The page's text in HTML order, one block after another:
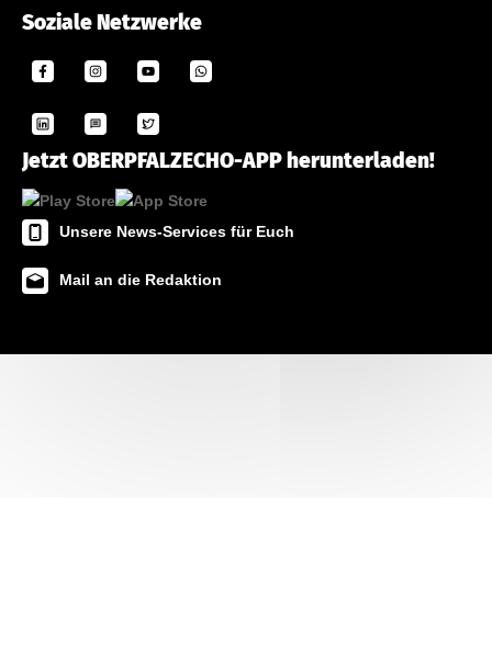
Soziale Netzwerke
Jetzt OBERPFALZECHO-APP herunterladen!
Unsere News-Services für Euch
Mail an die Redaktion